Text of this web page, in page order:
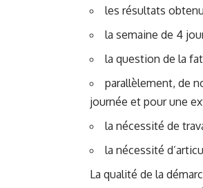
les résultats
la semaine de 4
la question de la
parallèlement, de
journée et pour une
la nécessité de
la nécessité
La qualité de la